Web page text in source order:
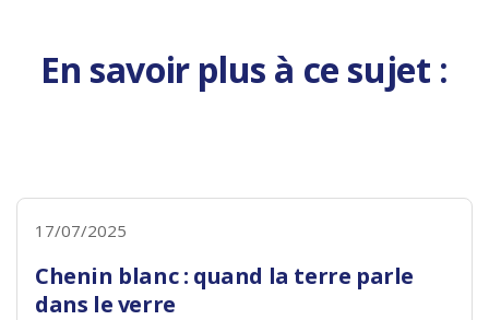
En savoir plus à ce sujet :
17/07/2025
Chenin blanc : quand la terre parle
dans le verre